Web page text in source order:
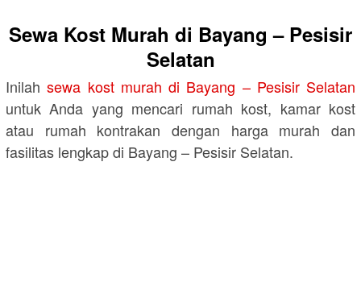
Sewa Kost Murah di Bayang – Pesisir
Selatan
Inilahsewa kost murah di Bayang – Pesisir Selatan
untuk Anda yang mencari rumah kost, kamar kost
atau rumah kontrakan dengan harga murah dan
fasilitas lengkap di Bayang – Pesisir Selatan.